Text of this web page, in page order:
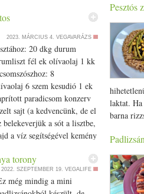
csicseriborsóliszt 3/­­4
só vegyesen
asafoetida (hing),
gyömbér) Csinálhatod
, oregánó, feketebors,
- 2 bögre víz 1 púpos
édeskömény
használj! Az
a brokkolit és az
kisebb darabokra. A
keverd össze egy
olajat és önts hozzá a vizet
tegyél hozzá, hogy a
tésztát kapj, de elváljon
2023. MÁRCIUS 4. VEGAVARÁZS
20 dkg durum
fél ek olívaolaj 1 kk
8
6 szem kesudió 1 ek
paradicsom konzerv
sajt (a kedvencünk, de el
a sót a lisztbe,
a víz segítségével kemény
a
ot, a kesudiót és az
és krémesre törjük.
torony
2022. SZEPTEMBER 19. VEGALIFE
még mindig a mini
az
Minden
tüzet),
toxinokat
és
külső
számára
úgy
vagy őszi
kérdezi
Pesztós
laktat.
barna
valami
nálam
főzőm
idő. Így